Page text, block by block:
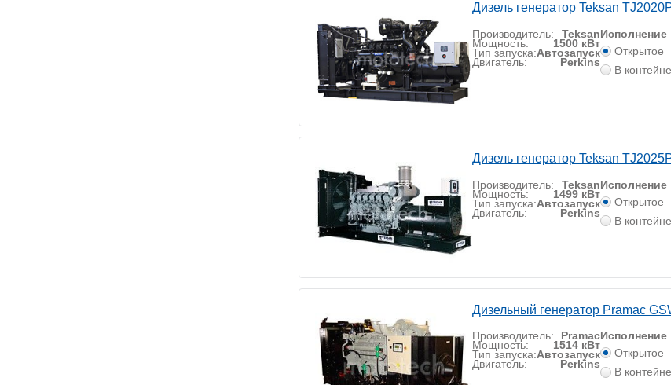
Дизель генератор Teksan
Производитель: Teksan
Мощность: 1500 кВт
Тип запуска:Автозапуск
Двигатель: Perkins
Исполнение
Открытое
В
Дизель генератор Teksan
Производитель: Teksan
Мощность: 1499 кВт
Тип запуска:Автозапуск
Двигатель: Perkins
Исполнение
Открытое
В
Дизельный генератор Pramac
Производитель: Pramac
Мощность: 1514 кВт
Тип запуска:Автозапуск
Двигатель: Perkins
Исполнение
Открытое
В